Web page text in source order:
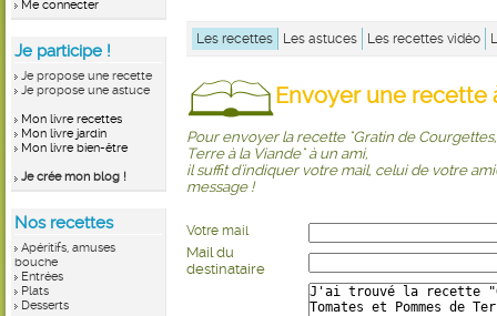
Me connecter
Je participe !
Je propose une recette
Je propose une astuce
Mon livre recettes
Mon livre jardin
Mon livre bien-être
Je crée mon blog !
Nos recettes
Apéritifs, amuses
bouche
Entrées
Plats
Desserts
Les recettes Les astuces Les recettes vidéo
Envoyer une recette
Pour envoyer la recette "Gratin de
Terre à la Viande" à un ami,
il suffit d'indiquer votre mail, celui de votre
message !
Votre mail
Mail du
destinataire